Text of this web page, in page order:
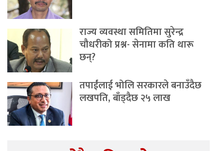
राज्य व्यवस्था समितिमा सुरेन्द्र
चौधरीको प्रश्न- सेनामा कति थारू
छन्?
तपाईंलाई भोलि सरकारले बनाउँदैछ
लखपति, बाँड्दैछ २५ लाख